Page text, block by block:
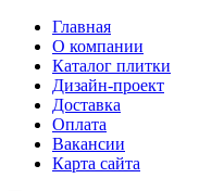
Главная
О компании
Каталог плитки
Дизайн-проект
Доставка
Оплата
Вакансии
Карта сайта